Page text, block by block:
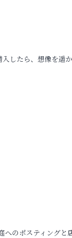
したら、想像を遥
へのポスティングと